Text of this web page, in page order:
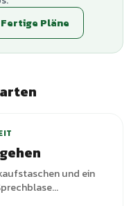
Fertige Pläne
und ein